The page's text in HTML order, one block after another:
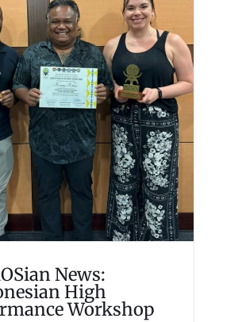
News:
Micronesian High
Workshop
Événements Memosian
News:
High
Workshop